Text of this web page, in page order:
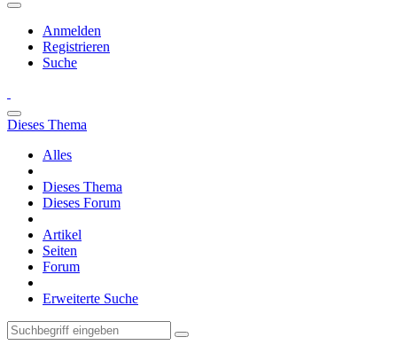
Anmelden
Registrieren
Suche
Dieses Thema
Alles
Dieses Thema
Dieses Forum
Artikel
Seiten
Forum
Erweiterte Suche